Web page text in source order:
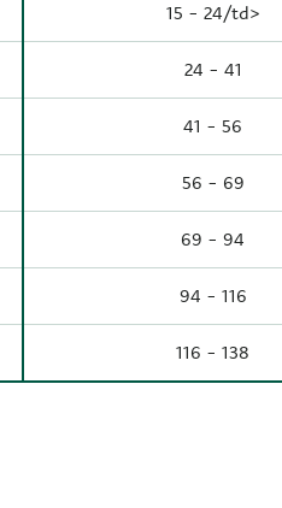
15 - 24/td>
24 - 41
41 - 56
56 - 69
69 - 94
94 - 116
116 - 138